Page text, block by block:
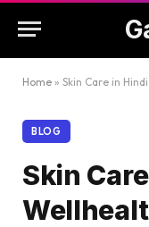
Home » Skin Care in Hindi
BLOG
Skin